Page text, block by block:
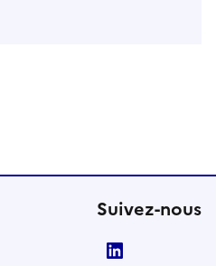
Suivez-nous